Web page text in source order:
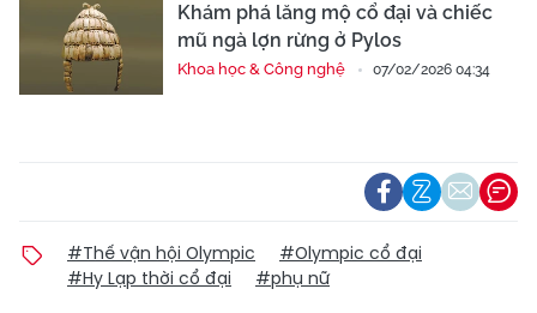
Khám phá lăng mộ cổ đại và chiếc
mũ ngà lợn rừng ở Pylos
Khoa học & Công nghệ 07/02/2026 04:34
#Thế vận hội Olympic
#Olympic cổ đại
#Hy Lạp thời cổ đại
#phụ nữ